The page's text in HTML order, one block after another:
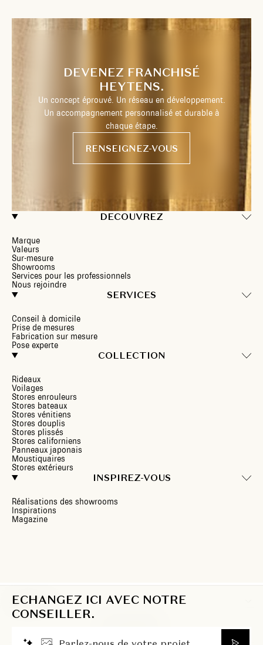
ECHANGEZ ICI AVEC NOTRE
CONSEILLER.
DECOUVREZ
Marque
Valeurs
Sur-mesure
Showrooms
Services pour les professionnels
Nous rejoindre
SERVICES
Conseil à domicile
Prise de mesures
Fabrication sur mesure
Pose experte
COLLECTION
Rideaux
Voilages
Stores enrouleurs
Stores bateaux
Stores vénitiens
Stores douplis
Stores plissés
Stores californiens
Panneaux japonais
Moustiquaires
Stores extérieurs
INSPIREZ-VOUS
Réalisations des showrooms
Inspirations
Magazine
DEVENEZ FRANCHISÉ
HEYTENS.
Un concept éprouvé. Un réseau en développement.
Un accompagnement personnalisé et durable à
chaque étape.
RENSEIGNEZ-VOUS
CH/FR